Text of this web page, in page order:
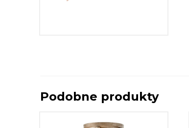
Podobne produkty